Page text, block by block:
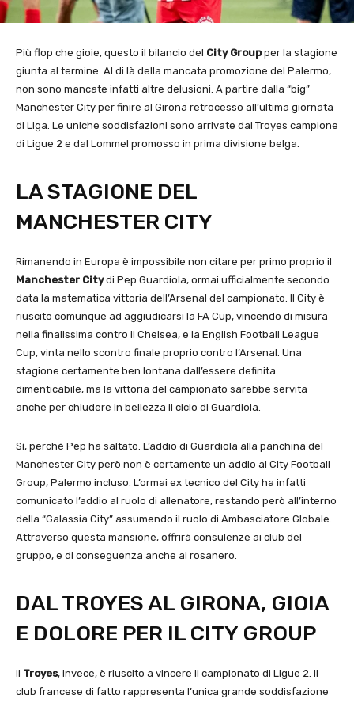
Più flop che gioie, questo il bilancio del City Groupper la stagione
giunta al termine. Al di là della mancata promozione del Palermo,
non sono mancate infatti altre delusioni. A partire dalla “big”
Manchester City per finire al Girona retrocesso all’ultima giornata
di Liga. Le uniche soddisfazioni sono arrivate dal Troyes campione
di Ligue 2 e dal Lommel promosso in prima divisione belga.
LA STAGIONE DEL
MANCHESTER CITY
Rimanendo in Europa è impossibile non citare per primo proprio il
Manchester Citydi Pep Guardiola, ormai ufficialmente secondo
data la matematica vittoria dell’Arsenal del campionato. Il City è
riuscito comunque ad aggiudicarsi la FA Cup, vincendo di misura
nella finalissima contro il Chelsea, e la English Football League
Cup, vinta nello scontro finale proprio contro l’Arsenal. Una
stagione certamente ben lontana dall’essere definita
dimenticabile, ma la vittoria del campionato sarebbe servita
anche per chiudere in bellezza il ciclo di Guardiola.
Sì, perché Pep ha saltato. L’addio di Guardiola alla panchina del
Manchester City però non è certamente un addio al City Football
Group, Palermo incluso. L’ormai ex tecnico del City ha infatti
comunicato l’addio al ruolo di allenatore, restando però all’interno
della “Galassia City” assumendo il ruolo di Ambasciatore Globale.
Attraverso questa mansione, offrirà consulenze ai club del
gruppo, e di conseguenza anche ai rosanero.
DAL TROYES AL GIRONA, GIOIA
E DOLORE PER IL CITY GROUP
Il Troyes, invece, è riuscito a vincere il campionato di Ligue 2. Il
club francese di fatto rappresenta l’unica grande soddisfazione